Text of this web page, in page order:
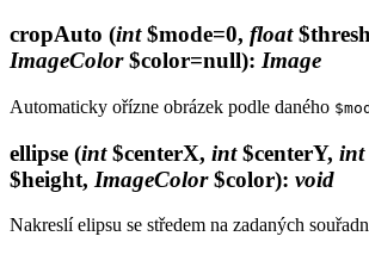
cropAuto (int$mode=0, float
ImageColor$color=null): Image
Automaticky ořízne obrázek podle daného
ellipse (int$centerX, int$centerY, int
$height, ImageColor$color): void
Nakreslí elipsu se středem na zadaných